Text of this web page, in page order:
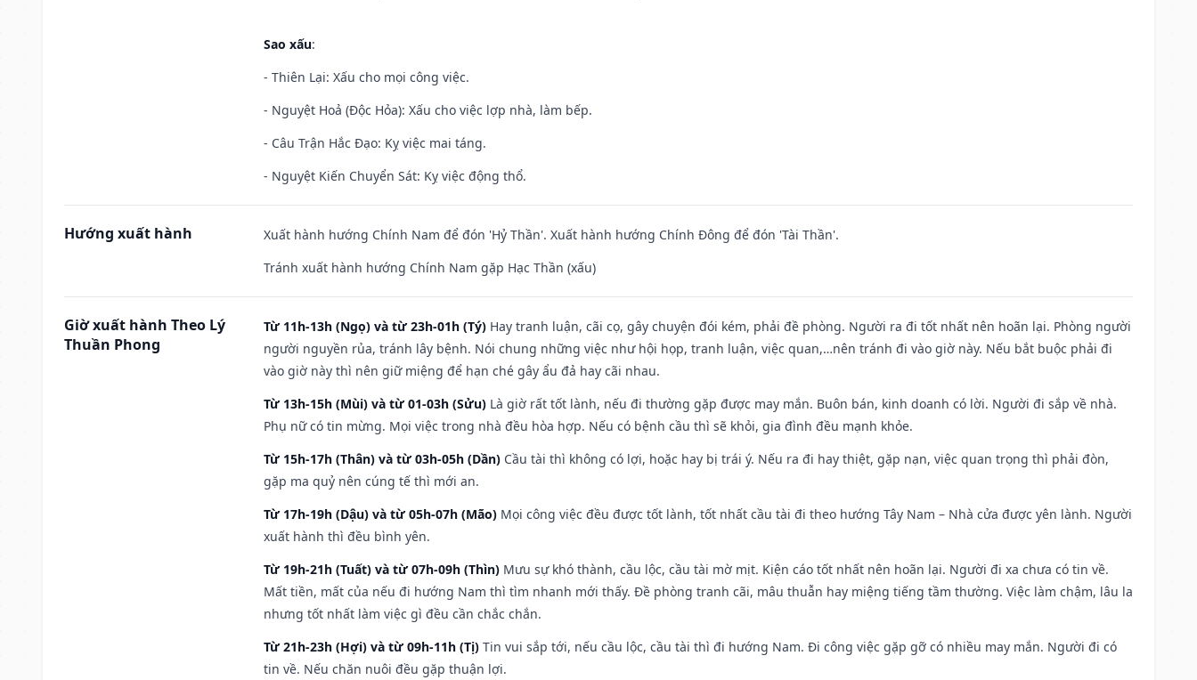
Sao xấu:
- Thiên Lại: Xấu cho mọi công việc.
- Nguyệt Hoả (Độc Hỏa): Xấu cho việc lợp nhà, làm bếp.
- Câu Trận Hắc Đạo: Kỵ việc mai táng.
- Nguyệt Kiến Chuyển Sát: Kỵ việc động thổ.
Hướng xuất hành
Xuất hành hướng Chính Nam để đón 'Hỷ Thần'. Xuất hành hướng Chính Đông để đón 'Tài Thần'.
Tránh xuất hành hướng Chính Nam gặp Hạc Thần (xấu)
Giờ xuất hành Theo Lý
Thuần Phong
Từ 11h-13h (Ngọ) và từ 23h-01h (Tý) Hay tranh luận, cãi cọ, gây chuyện đói kém, phải đề phòng. Người ra đi tốt nhất nên hoãn lại. Phòng người
người nguyền rủa, tránh lây bệnh. Nói chung những việc như hội họp, tranh luận, việc quan,…nên tránh đi vào giờ này. Nếu bắt buộc phải đi
vào giờ này thì nên giữ miệng để hạn ché gây ẩu đả hay cãi nhau.
Từ 13h-15h (Mùi) và từ 01-03h (Sửu) Là giờ rất tốt lành, nếu đi thường gặp được may mắn. Buôn bán, kinh doanh có lời. Người đi sắp về nhà.
Phụ nữ có tin mừng. Mọi việc trong nhà đều hòa hợp. Nếu có bệnh cầu thì sẽ khỏi, gia đình đều mạnh khỏe.
Từ 15h-17h (Thân) và từ 03h-05h (Dần) Cầu tài thì không có lợi, hoặc hay bị trái ý. Nếu ra đi hay thiệt, gặp nạn, việc quan trọng thì phải đòn,
gặp ma quỷ nên cúng tế thì mới an.
Từ 17h-19h (Dậu) và từ 05h-07h (Mão) Mọi công việc đều được tốt lành, tốt nhất cầu tài đi theo hướng Tây Nam – Nhà cửa được yên lành. Người
xuất hành thì đều bình yên.
Từ 19h-21h (Tuất) và từ 07h-09h (Thìn) Mưu sự khó thành, cầu lộc, cầu tài mờ mịt. Kiện cáo tốt nhất nên hoãn lại. Người đi xa chưa có tin về.
Mất tiền, mất của nếu đi hướng Nam thì tìm nhanh mới thấy. Đề phòng tranh cãi, mâu thuẫn hay miệng tiếng tầm thường. Việc làm chậm, lâu la
nhưng tốt nhất làm việc gì đều cần chắc chắn.
Từ 21h-23h (Hợi) và từ 09h-11h (Tị) Tin vui sắp tới, nếu cầu lộc, cầu tài thì đi hướng Nam. Đi công việc gặp gỡ có nhiều may mắn. Người đi có
tin về. Nếu chăn nuôi đều gặp thuận lợi.